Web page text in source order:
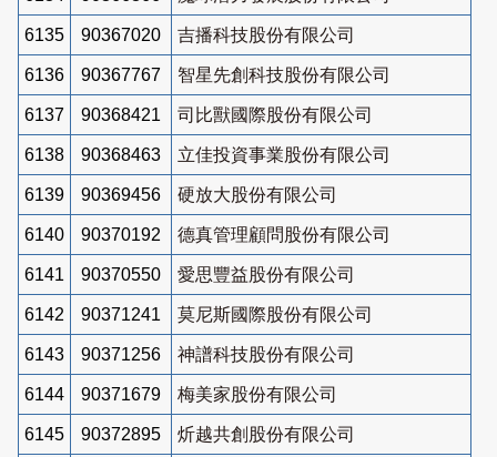
6135 90367020 吉播科技股份有限公司
6136 90367767 智星先創科技股份有限公司
6137 90368421 司比獸國際股份有限公司
6138 90368463 立佳投資事業股份有限公司
6139 90369456 硬放大股份有限公司
6140 90370192 德真管理顧問股份有限公司
6141 90370550 愛思豐益股份有限公司
6142 90371241 莫尼斯國際股份有限公司
6143 90371256 神譜科技股份有限公司
6144 90371679 梅美家股份有限公司
6145 90372895 炘越共創股份有限公司